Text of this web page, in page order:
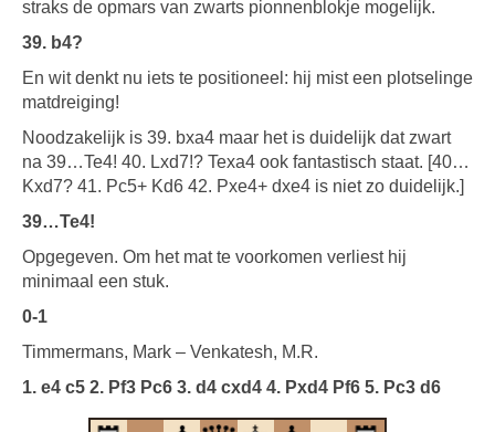
straks de opmars van zwarts pionnenblokje mogelijk.
39. b4?
En wit denkt nu iets te positioneel: hij mist een plotselinge
matdreiging!
Noodzakelijk is 39. bxa4 maar het is duidelijk dat zwart
na 39…Te4! 40. Lxd7!? Texa4 ook fantastisch staat. [40…
Kxd7? 41. Pc5+ Kd6 42. Pxe4+ dxe4 is niet zo duidelijk.]
39…Te4!
Opgegeven. Om het mat te voorkomen verliest hij
minimaal een stuk.
0-1
Timmermans, Mark – Venkatesh, M.R.
1. e4 c5 2. Pf3 Pc6 3. d4 cxd4 4. Pxd4 Pf6 5. Pc3 d6